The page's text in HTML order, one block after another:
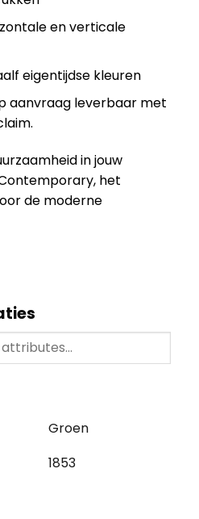
en verticale
eigentijdse kleuren
aanvraag leverbaar met
in jouw
het
de moderne
Groen
1853